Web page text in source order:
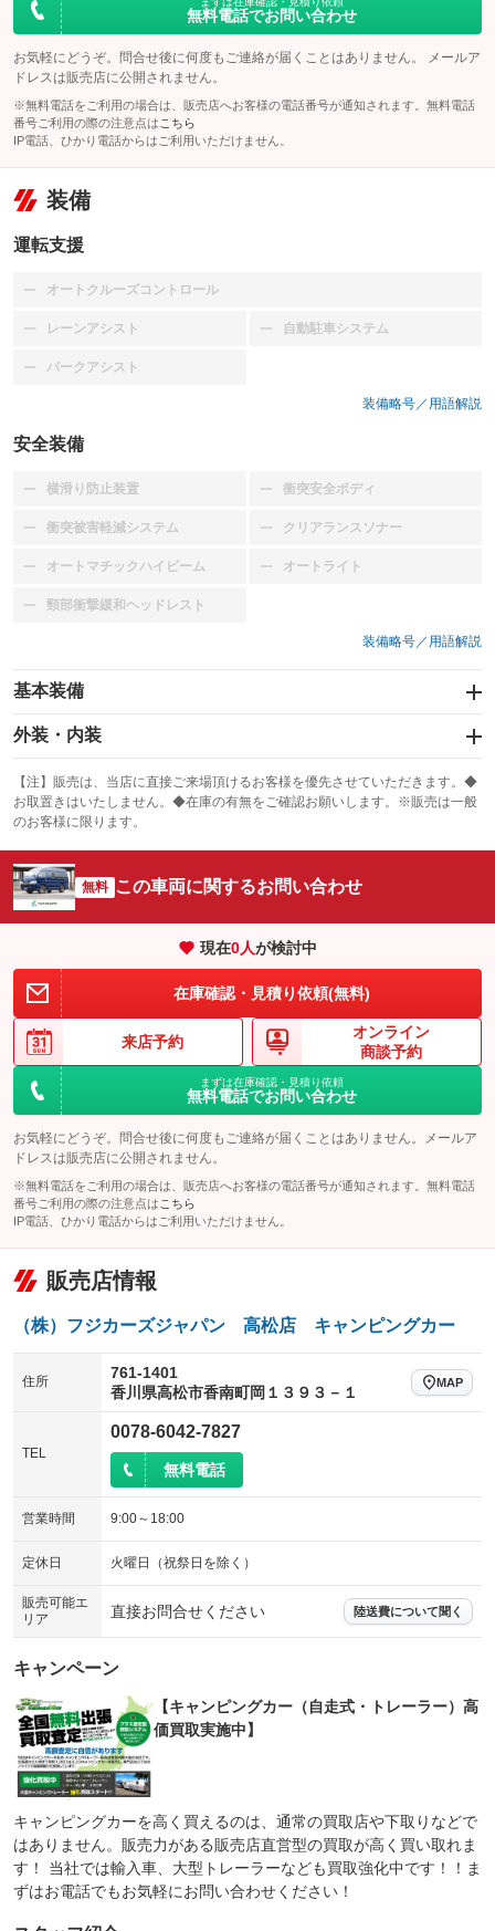
無料電話でお問い合わせ
お気軽にどうぞ。問合せ後に何度もご連絡が届くことはありません。 メールア
ドレスは販売店に公開されません。
※無料電話をご利用の場合は、販売店へお客様の電話番号が通知されます。無料電話
番号ご利用の際の注意点は こちら
IP電話、ひかり電話からはご利用いただけません。
装備
運転支援
オートクルーズコントロール
：装備なし
レーンアシスト
：装備なし 自動駐車システム
：装備なし
パークアシスト
：装備なし
装備略号／用語解説
安全装備
横滑り防止装置
：装備なし 衝突安全ボディ
：装備なし
衝突被害軽減システム
：装備なし クリアランスソナー
：装備なし
オートマチックハイビーム
：装備なし オートライト
：装備なし
頸部衝撃緩和ヘッドレスト
：装備なし
装備略号／用語解説
基本装備
エアバッグ：運転席/助手席
：装備あり
：装備あり
サンルーフ
：装備なし ABS
エアコン
：装備あり Wエアコン
：装備あり
リフトアップ
：装備なし パワーステアリング
：装備あり
ダウンヒルアシストコントロール
：装備あり ：装備なし
アイドリングストップ
：装備なし ドライブレコーダー
USB入力端子 Bluetooth接続
：装備なし
100V電源
：装備なし クリーンディーゼル
：装備なし
センターデフロック
給水タンク
：装備なし
温水設備
：装備なし テレビ
クラッチレス
：装備なし
：装備なし ：装備なし
電動格納ミラー
：装備なし
外装・内装
カーナビ：メモリーナビ他
：装備あり
TV：フルセグ
：装備あり
オーディオ
ビジュアル
：装備なし
革シート
：装備なし ハーフレザーシート
キーレス
：装備あり LEDヘッドランプ
HID(キセノンライト)
：装備なし ポータブルナビ
：装備なし
バックカメラ
：装備あり ETC
：装備あり
：装備なし ：装備なし
ローダウン
：装備なし
パワーシート
：装備なし
：装備なし ：装備なし
チップアップシート
：装備なし
電動格納サードシート
：装備なし シートヒーター
：装備なし
電動リアゲート フロントカメラ
：装備なし
シートエアコン
：装備なし
サイドカメラ
エアサスペンション
：装備なし
：装備あり
：装備なし
プルダウンベッド（昇降式ベッ
プルダウンベッド・電動（昇降
バンクベッド
：装備なし
座席兼用
：装備あり 常設ベッド
：装備なし
組立ベッド・電動
：装備なし
キッチン（シンク）
：装備あり
トイレ
：装備なし ルーフエアコン
：装備なし
ウインドウエアコン
：装備なし テーブル
：装備なし
シャワー サイドオーニング
【注】販売は、当店に直接ご来場頂けるお客様を優先させていただきます。◆
お取置きはいたしません。◆在庫の有無をご確認お願いします。※販売は一般
のお客様に限ります。
無料 この車両に関するお問い合わせ
現在0人が検討中
在庫確認・見積り依頼(無料)
来店予約
オンライン
商談予約
まずは在庫確認・見積り依頼
無料電話でお問い合わせ
お気軽にどうぞ。問合せ後に何度もご連絡が届くことはありません。メールア
ドレスは販売店に公開されません。
※無料電話をご利用の場合は、販売店へお客様の電話番号が通知されます。無料電話
番号ご利用の際の注意点は こちら
IP電話、ひかり電話からはご利用いただけません。
販売店情報
（株）フジカーズジャパン 高松店 キャンピングカー
住所
761-1401
香川県高松市香南町岡１３９３－１
MAP
TEL
0078-6042-7827
無料電話
営業時間 9:00～18:00
定休日 火曜日（祝祭日を除く）
販売可能エ
リア
直接お問合せください 陸送費について聞く
キャンペーン
【キャンピングカー（自走式・トレーラー）高
価買取実施中】
キャンピングカーを高く買えるのは、通常の買取店や下取りなどで
はありません。販売力がある販売店直営型の買取が高く買い取れま
す！ 当社では輸入車、大型トレーラーなども買取強化中です！！ま
ずはお電話でもお気軽にお問い合わせください！